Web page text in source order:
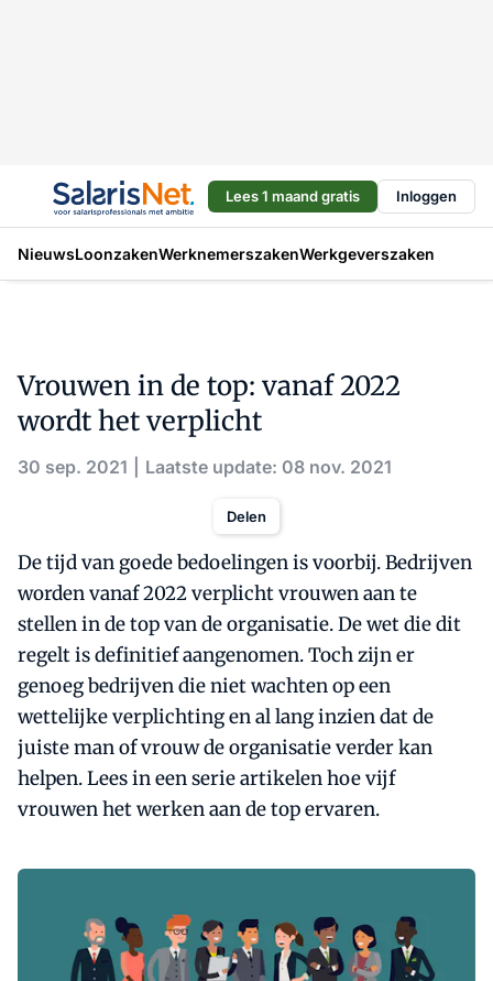
Lees 1 maand gratis Inloggen
NieuwsLoonzakenWerknemerszakenWerkgeverszaken
Vrouwen in de top: vanaf 2022
wordt het verplicht
30 sep. 2021 Laatste update: 08 nov. 2021
Delen
De tijd van goede bedoelingen is voorbij. Bedrijven
worden vanaf 2022 verplicht vrouwen aan te
stellen in de top van de organisatie. De wet die dit
regelt is definitief aangenomen. Toch zijn er
genoeg bedrijven die niet wachten op een
wettelijke verplichting en al lang inzien dat de
juiste man of vrouw de organisatie verder kan
helpen. Lees in een serie artikelen hoe vijf
vrouwen het werken aan de top ervaren.